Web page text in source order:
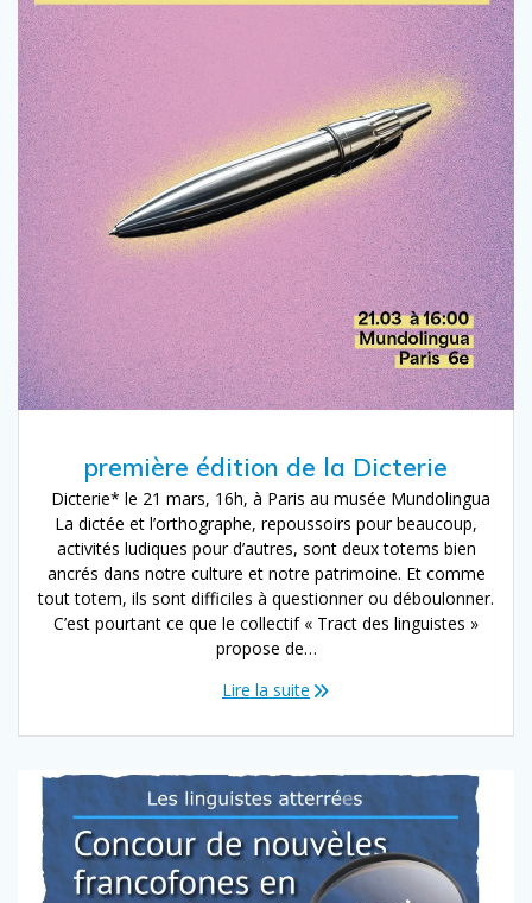
première édition de la Dicterie
Dicterie* le 21 mars, 16h, à Paris au musée Mundolingua
La dictée et l’orthographe, repoussoirs pour beaucoup,
activités ludiques pour d’autres, sont deux totems bien
ancrés dans notre culture et notre patrimoine. Et comme
tout totem, ils sont difficiles à questionner ou déboulonner.
C’est pourtant ce que le collectif « Tract des linguistes »
propose de…
Lire la suite